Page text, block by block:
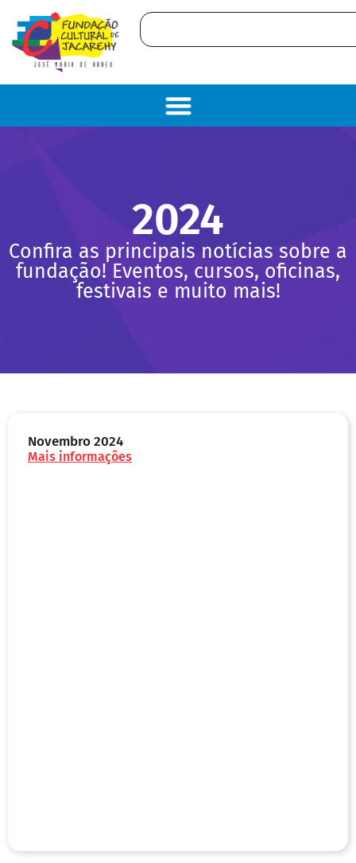
2024
Confira as principais notícias sobre a
fundação! Eventos, cursos, oficinas,
festivais e muito mais!
Novembro 2024
Mais informações